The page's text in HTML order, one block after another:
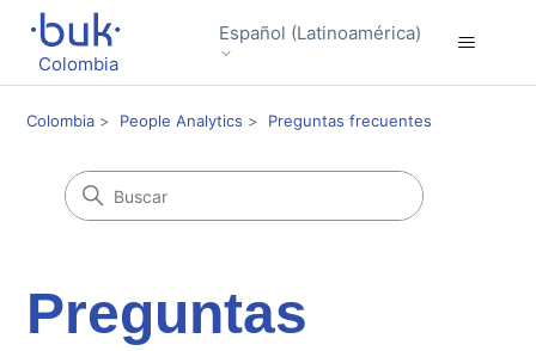
Colombia
Español (Latinoamérica)
Colombia People Analytics Preguntas frecuentes
Preguntas